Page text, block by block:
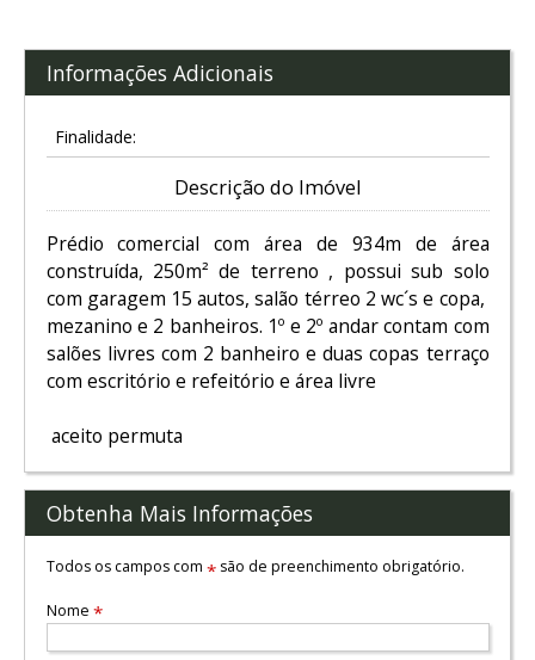
Informações Adicionais
Finalidade:
Descrição do Imóvel
Prédio comercial com área de 934m de área
construída, 250m² de terreno , possui sub solo
com garagem 15 autos, salão térreo 2 wc´s e copa,
mezanino e 2 banheiros. 1º e 2º andar contam com
salões livres com 2 banheiro e duas copas terraço
com escritório e refeitório e área livre
aceito permuta
Obtenha Mais Informações
Todos os campos com *são de preenchimento obrigatório.
Nome *